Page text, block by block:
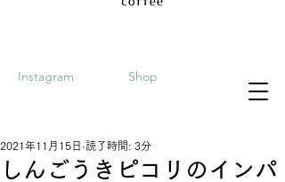
Instagram Shop
しんごうきピコリのインパ
2021年11月15日 読了時間: 3分